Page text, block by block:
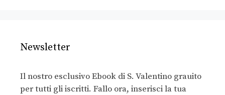
Newsletter
Il nostro esclusivo Ebook di S. Valentino grauito
per tutti gli iscritti. Fallo ora, inserisci la tua